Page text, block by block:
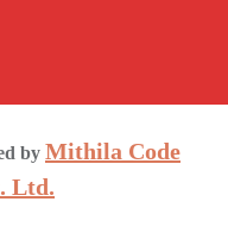
by Mithila Code
Ltd.